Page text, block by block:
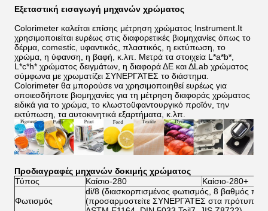
Εξεταστική εισαγωγή μηχανών χρώματος
Colorimeter καλείται επίσης μέτρηση χρώματος Instrument.It
χρησιμοποιείται ευρέως στις διαφορετικές βιομηχανίες όπως το
δέρμα, comestic, υφαντικός, πλαστικός, η εκτύπωση, το
χρώμα, η ύφανση, η βαφή, κ.λπ. Μετρά τα στοιχεία L*a*b*,
L*c*h* χρώματος δειγμάτων, η διαφορά ΔE και ΔLab χρώματος
σύμφωνα με χρωματίζει ΣΥΝΕΡΓΆΤΕΣ το διάστημα.
Colorimeter θα μπορούσε να χρησιμοποιηθεί ευρέως για
οποιεσδήποτε βιομηχανίες για τη μέτρηση διαφοράς χρώματος
ειδικά για το χρώμα, το κλωστοϋφαντουργικό προϊόν, την
εκτύπωση, τα αυτοκινητικά εξαρτήματα, κ.λπ.
Προδιαγραφές μηχανών δοκιμής χρώματος
Τύπος
Καίσιο-280 Καίσιο-280+
Φωτισμός
di/8 (διασκορπισμένος φωτισμός, 8 βαθμός που
(προσαρμοστείτε ΣΥΝΕΡΓΆΤΕΣ στα πρότυπα